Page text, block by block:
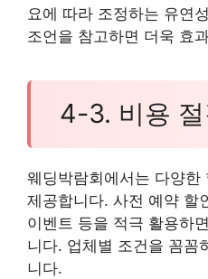
요에 따라 조정하는 유연
조언을 참고하면 더욱 효
4-3. 비용 절
웨딩박람회에서는 다양한
제공합니다. 사전 예약 할
이벤트 등을 적극 활용하
니다. 업체별 조건을 꼼꼼
니다.